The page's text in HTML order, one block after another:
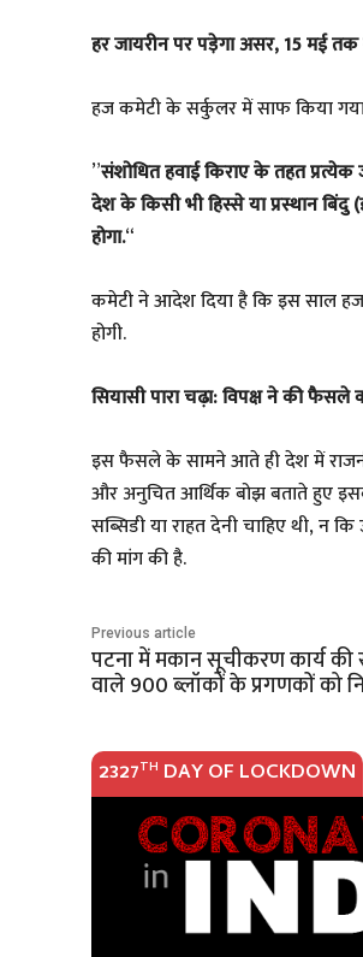
हर जायरीन पर पड़ेगा असर, 15 मई तक
​हज कमेटी के सर्कुलर में साफ किया
​”संशोधित हवाई किराए के तहत
देश के किसी भी हिस्से या प्रस्थान बिंदु
होगा.“
​कमेटी ने आदेश दिया है कि इस साल हज
होगी.
सियासी पारा चढ़ा: विपक्ष ने की
​इस फैसले के सामने आते ही देश में
और अनुचित आर्थिक बोझ बताते हुए
सब्सिडी या राहत देनी चाहिए थी, न
की मांग की है.
Previous article
पटना में मकान सूचीकरण कार्य की
वाले 900 ब्लॉकों के प्रगणकों को